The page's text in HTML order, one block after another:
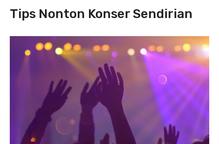
Tips Nonton Konser Sendirian